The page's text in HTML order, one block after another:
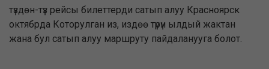
түздөн-түз рейсы билеттерди сатып алуу Красноярск
октябрда Которулган из, издөө түрүн ылдый жактан
жана бул сатып алуу маршруту пайдаланууга болот.